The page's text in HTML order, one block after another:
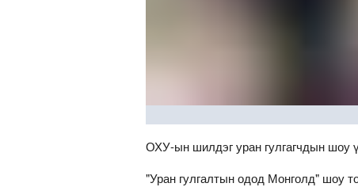
ОХУ-ын шилдэг уран гулгагчдын шоу
"Уран гулгалтын одод Монголд" шоу